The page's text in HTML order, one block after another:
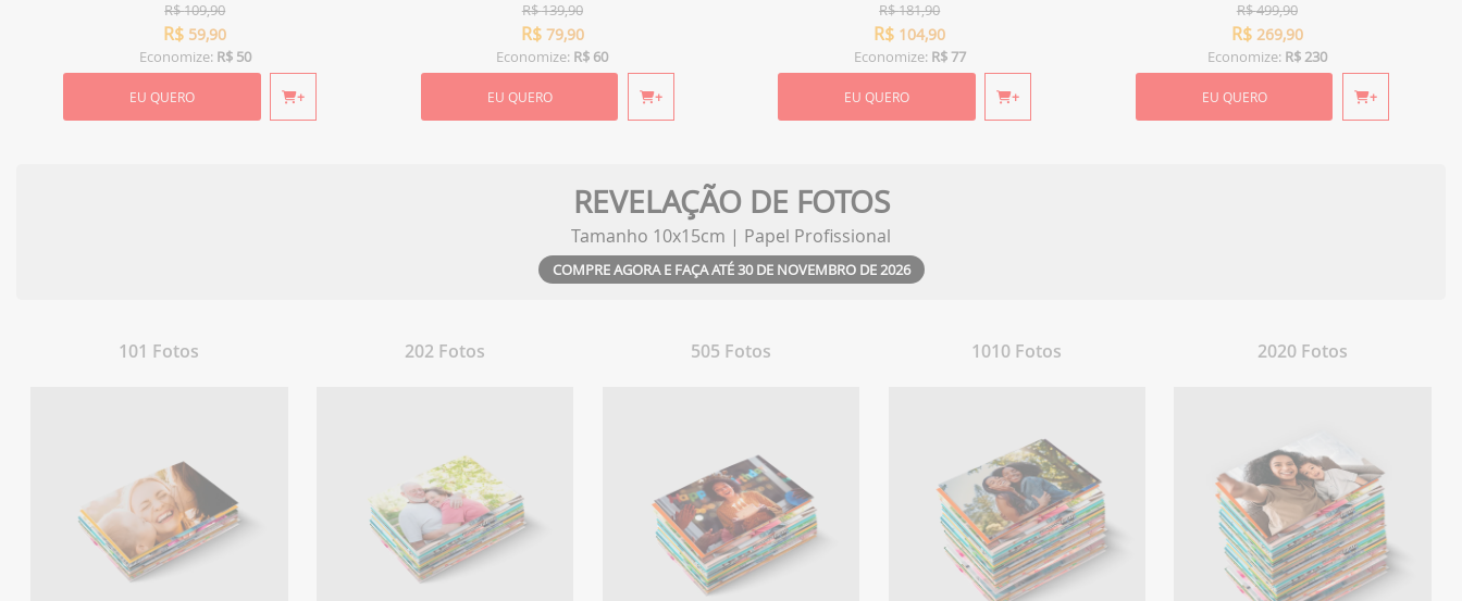
R$109,90
R$ 59,90
Economize: R$ 50
EU QUERO +
R$139,90
R$ 79,90
Economize: R$ 60
EU QUERO +
R$181,90
R$ 104,90
Economize: R$ 77
EU QUERO +
R$499,90
R$ 269,90
Economize: R$ 230
EU QUERO +
REVELAÇÃO DE FOTOS
Tamanho 10x15cm | Papel Profissional
COMPRE AGORA E FAÇA ATÉ 30 DE NOVEMBRO DE 2026
101 Fotos 202 Fotos 505 Fotos 1010 Fotos 2020 Fotos